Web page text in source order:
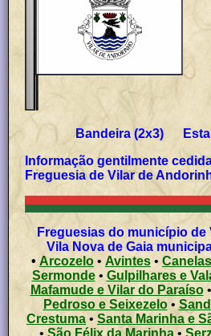
Bandeira (2x3)
Informação gentilmente
Freguesia deVilar de
Freguesias do município de
Vila Nova de Gaia
• Arcozelo • Avintes • Canelas
Sermonde• Gulpilhares e
Mafamude e Vilar do Paraíso
Pedroso e Seixezelo•
Crestuma • Santa Marinha e
• São Félix da Marinha•